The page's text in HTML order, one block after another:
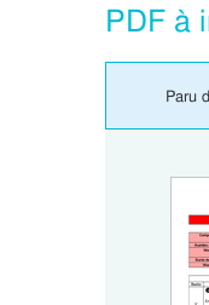
PDF à
Paru